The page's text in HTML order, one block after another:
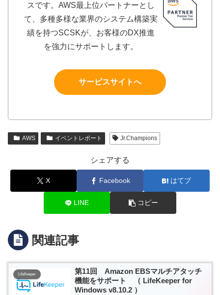
スです。AWS最上位パートナーとし
て、多種多様な業界のシステム構築実
績を持つSCSKが、お客様のDX推進
を強力にサポートします。
サービスサイトへ
AWS イベントレポート Jr.Champions
シェアする
X Facebook はてブ
LINE コピー
関連記事
LifeKeeper
第11回 Amazon EBSマルチアタッチ
機能をサポート （ LifeKeeper for
Windows v8.10.2 ）